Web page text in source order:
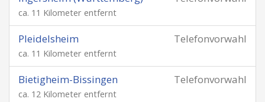
ca. 11 Kilometer entfernt
Telefonvorwahl
Pleidelsheim
ca. 11 Kilometer entfernt
Telefonvorwahl
Bietigheim-Bissingen
ca. 12 Kilometer entfernt